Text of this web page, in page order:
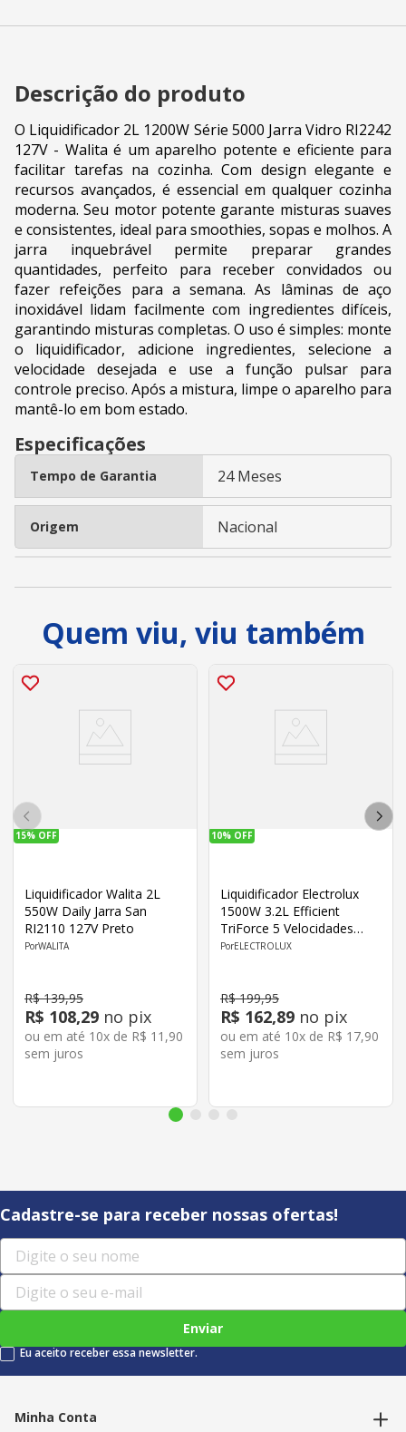
Descrição do produto
O Liquidificador 2L 1200W Série 5000 Jarra Vidro RI2242
127V - Walita é um aparelho potente e eficiente para
facilitar tarefas na cozinha. Com design elegante e
recursos avançados, é essencial em qualquer cozinha
moderna. Seu motor potente garante misturas suaves
e consistentes, ideal para smoothies, sopas e molhos. A
jarra inquebrável permite preparar grandes
quantidades, perfeito para receber convidados ou
fazer refeições para a semana. As lâminas de aço
inoxidável lidam facilmente com ingredientes difíceis,
garantindo misturas completas. O uso é simples: monte
o liquidificador, adicione ingredientes, selecione a
velocidade desejada e use a função pulsar para
controle preciso. Após a mistura, limpe o aparelho para
mantê-lo em bom estado.
Especificações
Tempo de Garantia 24 Meses
Origem Nacional
Quem viu, viu também
15% OFF
Liquidificador Walita 2L
550W Daily Jarra San
RI2110 127V Preto
WALITA
R$ 139,95
R$ 108,29 no pix
ou em até 10x de R$ 11 ,90
sem juros
10% OFF
Liquidificador Electrolux
1500W 3.2L Efficient
TriForce 5 Velocidades
EBL1500 127V Cinza
ELECTROLUX
R$ 199,95
R$ 162,89 no pix
ou em até 10x de R$ 17,90
sem juros
Cadastre-se para receber nossas ofertas!
Enviar
Eu aceito receber essa newsletter.
Minha Conta